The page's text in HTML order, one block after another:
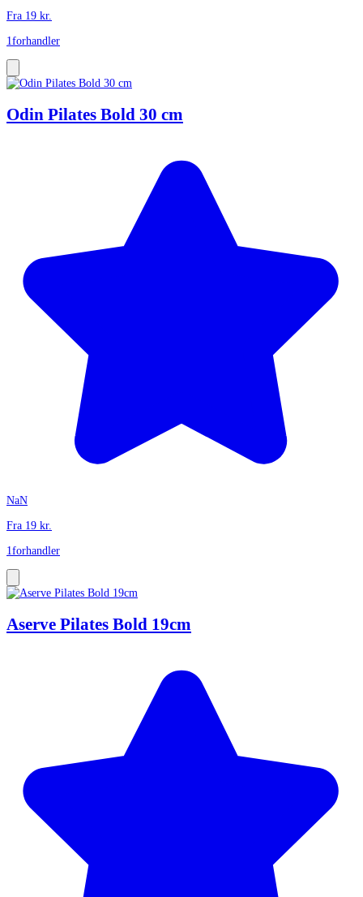
Fra 19 kr.
1 forhandler
Odin Pilates Bold 30 cm
NaN
Fra 19 kr.
1 forhandler
Aserve Pilates Bold 19cm